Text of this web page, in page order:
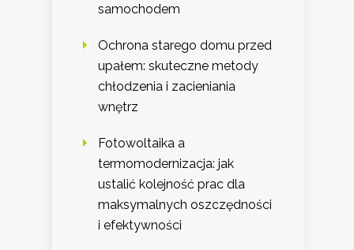
samochodem
Ochrona starego domu przed
upałem: skuteczne metody
chłodzenia i zacieniania
wnętrz
Fotowoltaika a
termomodernizacja: jak
ustalić kolejność prac dla
maksymalnych oszczędności
i efektywności